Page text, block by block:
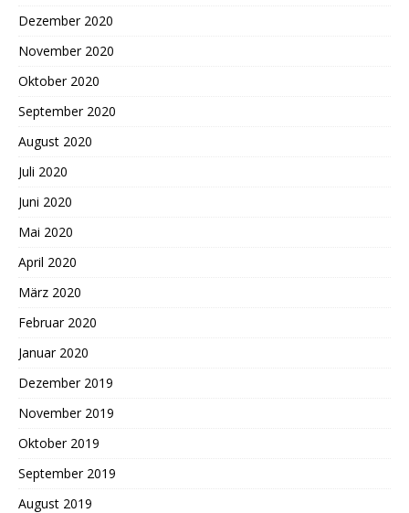
Dezember 2020
November 2020
Oktober 2020
September 2020
August 2020
Juli 2020
Juni 2020
Mai 2020
April 2020
März 2020
Februar 2020
Januar 2020
Dezember 2019
November 2019
Oktober 2019
September 2019
August 2019